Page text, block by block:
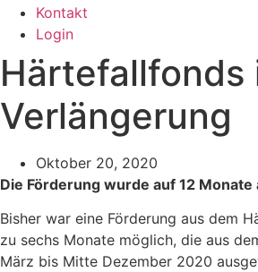
Kontakt
Login
Härtefallfonds
Verlängerung
Oktober 20, 2020
Die Förderung wurde auf 12
Bisher war eine Förderung aus dem
zu sechs Monate möglich, die aus
März bis Mitte Dezember 2020